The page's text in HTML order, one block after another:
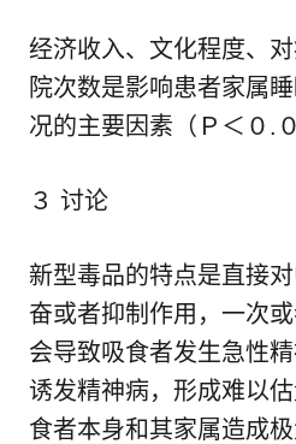
经济收入、文化程度、
院次数是影响患者家属
况的主要因素（Ｐ＜０.
３ 讨论
新型毒品的特点是直接
奋或者抑制作用，一次
会导致吸食者发生急性
诱发精神病，形成难以
食者本身和其家属造成极